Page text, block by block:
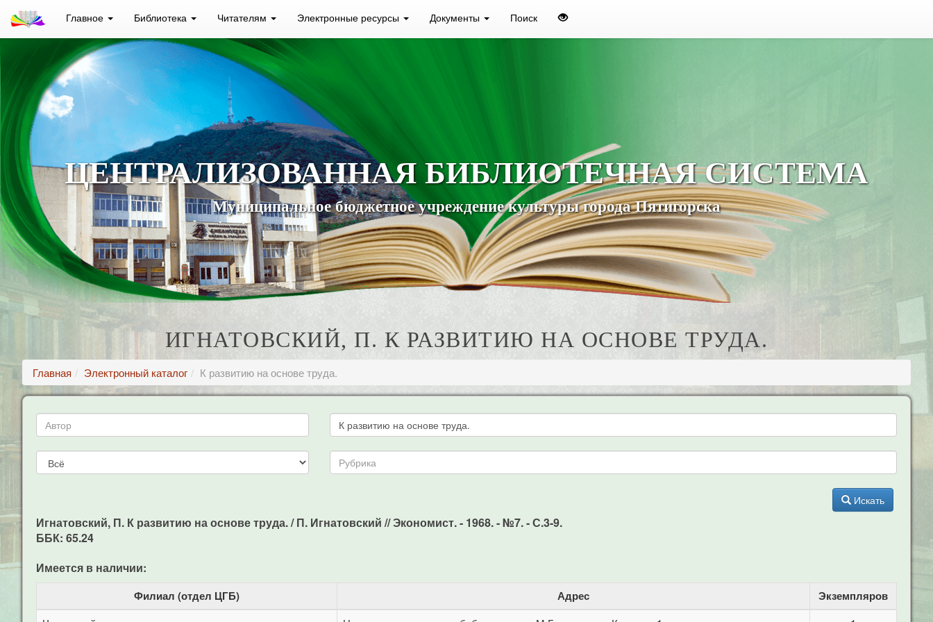
Главное Библиотека Читателям Электронные ресурсы Документы Поиск
ЦЕНТРАЛИЗОВАННАЯ БИБЛИОТЕЧНАЯ СИСТЕМА
Муниципальное бюджетное учреждение культуры города Пятигорска
ИГНАТОВСКИЙ, П. К РАЗВИТИЮ НА ОСНОВЕ ТРУДА.
Главная Электронный каталог К развитию на основе труда.
Искать
Игнатовский, П. К развитию на основе труда. / П. Игнатовский // Экономист. - 1968. - №7. - С.3-9.
ББК: 65.24
Имеется в наличии:
Филиал (отдел ЦГБ) Адрес Экземпляров